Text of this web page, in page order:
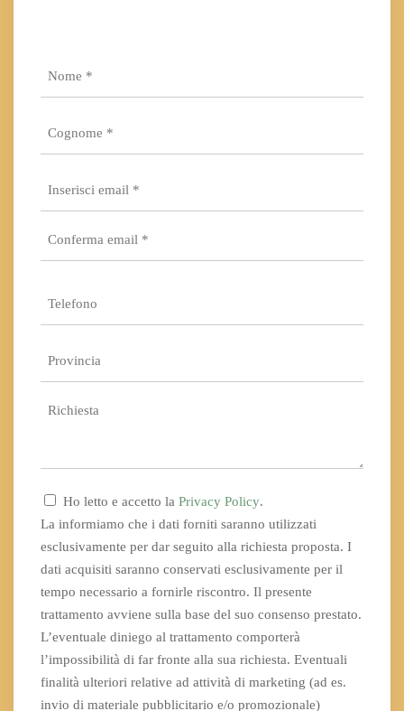
*
*
email
*
*
Richiesta
Consenso
*
Ho letto e accetto la Privacy Policy.
La informiamo che i dati forniti saranno utilizzati
esclusivamente per dar seguito alla richiesta proposta. I
dati acquisiti saranno conservati esclusivamente per il
tempo necessario a fornirle riscontro. Il presente
trattamento avviene sulla base del suo consenso prestato.
L’eventuale diniego al trattamento comporterà
l’impossibilità di far fronte alla sua richiesta. Eventuali
finalità ulteriori relative ad attività di marketing (ad es.
invio di materiale pubblicitario e/o promozionale)